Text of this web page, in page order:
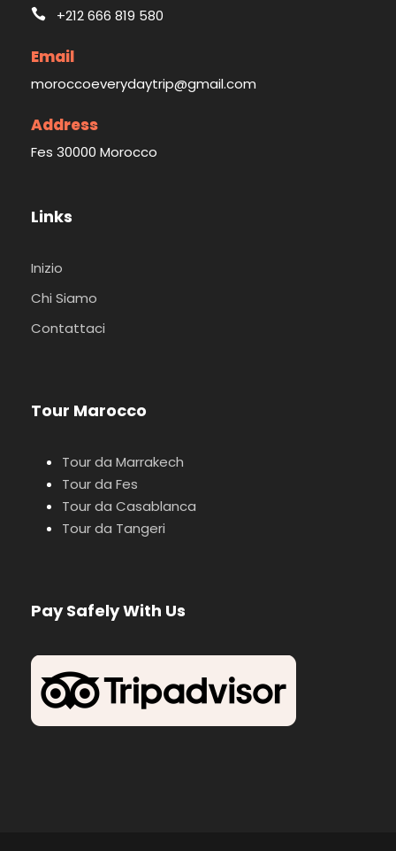
+212 666 819 580
Email
moroccoeverydaytrip@gmail.com
Address
Fes 30000 Morocco
Links
Inizio
Chi Siamo
Contattaci
Tour Marocco
Tour da Marrakech
Tour da Fes
Tour da Casablanca
Tour da Tangeri
Pay Safely With Us